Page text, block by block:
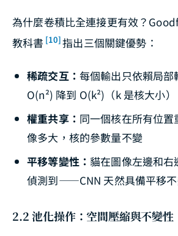
為什麼卷積比全連接更有效？
教科書 [10]指出三個關鍵優勢：
稀疏交互： 每個輸出只依賴局
O(n²) 降到 O(k²)（k 是核大小）
權重共享： 同一個核在所有位
像多大，核的參數量不變
平移等變性：貓在圖像左邊和
偵測到——CNN 天然具備平移
2.2 池化操作：空間壓縮與不變性